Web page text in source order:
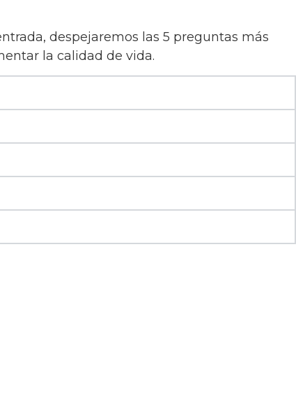
despejaremos las 5 preguntas más
la calidad de vida.